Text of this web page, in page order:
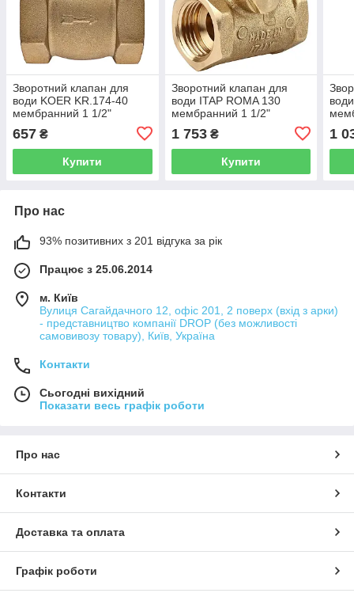
Зворотний клапан для
води KOER KR.174-40
мембранний 1 1/2"
657 ₴
Купити
Зворотний клапан для
води ITAP ROMA 130
мембранний 1 1/2"
1 753₴
Купити
1
Про нас
93% позитивних з 201 відгука за рік
Працює з 25.06.2014
м. Київ
Вулиця Сагайдачного 12, офіс 201, 2 поверх (вхід з арки)
- представництво компанії DROP (без можливості
самовивозу товару), Київ, Україна
Контакти
Сьогодні вихідний
Показати весь графік роботи
Про нас
Контакти
Доставка та оплата
Графік роботи